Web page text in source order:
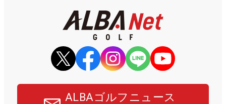
ALBAゴルフニュース